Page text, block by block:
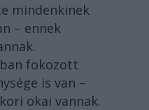
mindenkinek
– ennek
fokozott
is van –
okai vannak.